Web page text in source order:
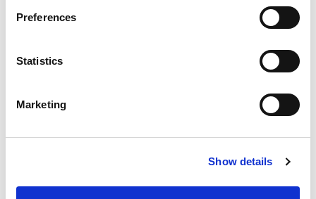
Preferences
Statistics
Marketing
Show details
市場に出た 5G ミリ波の最初の完全統合型単
複数の主要 5G チップセット メーカーに選ば
OTA 測定を行うための費用対効果およびスペ
200 MHz の帯域幅をカバーし、高性能